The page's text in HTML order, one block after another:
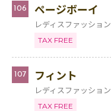
106 ページボーイ
レディスファッション
TAX FREE
107 フィント
レディスファッション
TAX FREE